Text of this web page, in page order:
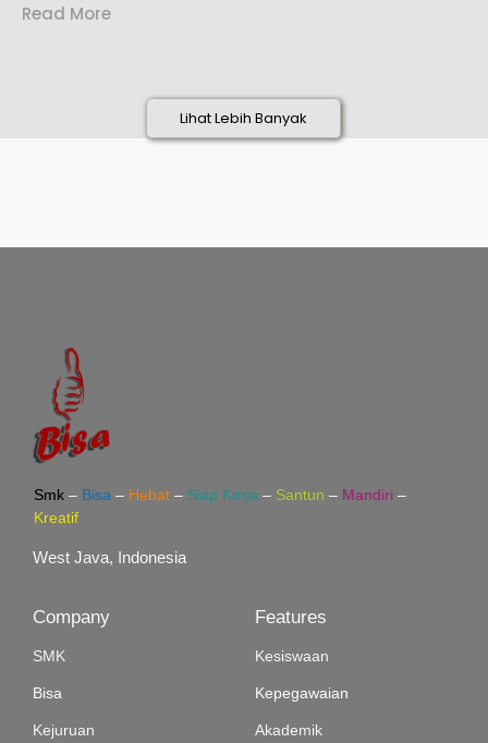
Read More
Lihat Lebih Banyak
Smk – Bisa – Hebat – Siap Kerja – Santun – Mandiri –
Kreatif
West Java, Indonesia
Company
SMK
Bisa
Kejuruan
Features
Kesiswaan
Kepegawaian
Akademik